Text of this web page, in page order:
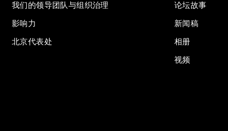
我们的领导团队与组织治理
影响力
北京代表处
论坛故事
新闻稿
相册
视频